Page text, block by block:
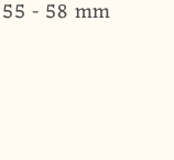
55 - 58 mm